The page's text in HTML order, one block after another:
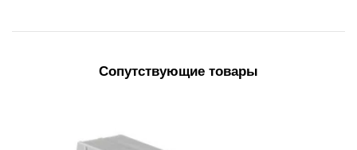
Сопутствующие товары